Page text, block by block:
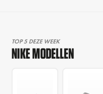
TOP 5 DEZE WEEK
NIKE MODELLEN